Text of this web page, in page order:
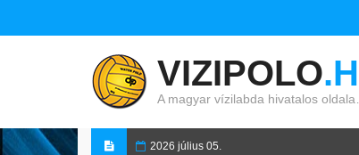
VIZIPOLO
A magyar vízilabda hivatalos
2026 július 05.